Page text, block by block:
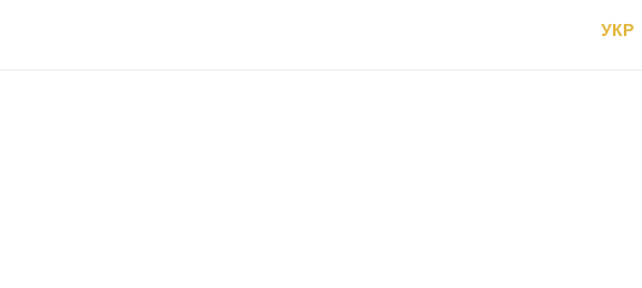
УКР